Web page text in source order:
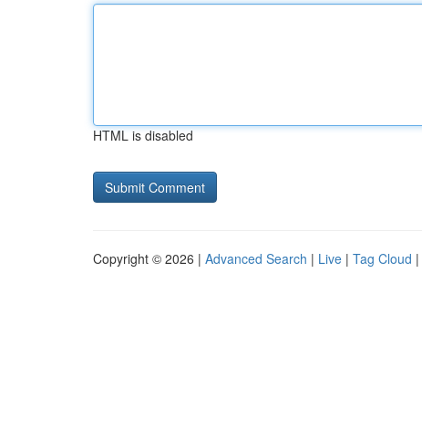
HTML is disabled
Copyright © 2026 | Advanced Search | Live | Tag Cloud |